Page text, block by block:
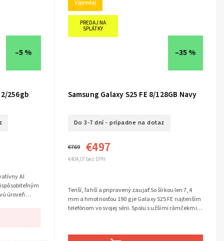
–5 %
256gb
AI
úroveň
Výpredaj
PREDAJ NA
SPLÁTKY
–35 %
Samsung Galaxy S25 FE 8/128GB Navy
Do 3-7 dní - prípadne na dotaz
€404,07 bez DPH
€769 €497
Tenší, ľahší a pripravený zaujať So šírkou len 7,4
mm a hmotnosťou 190 g je Galaxy S25 FE najtenším
telefónom vo svojej sérii. Spolu s užšími rámčekmi a